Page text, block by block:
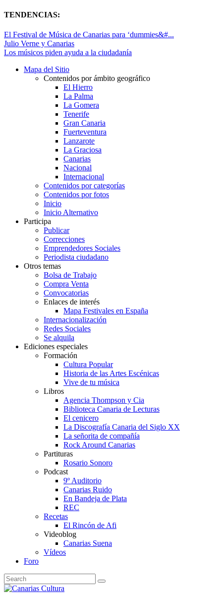
TENDENCIAS:
El Festival de Música de Canarias para ‘dummies&#...
Julio Verne y Canarias
Los músicos piden ayuda a la ciudadanía
Mapa del Sitio
Contenidos por ámbito geográfico
El Hierro
La Palma
La Gomera
Tenerife
Gran Canaria
Fuerteventura
Lanzarote
La Graciosa
Canarias
Nacional
Internacional
Contenidos por categorías
Contenidos por fotos
Inicio
Inicio Alternativo
Participa
Publicar
Correcciones
Emprendedores Sociales
Periodista ciudadano
Otros temas
Bolsa de Trabajo
Compra Venta
Convocatorias
Enlaces de interés
Mapa Festivales en España
Internacionalización
Redes Sociales
Se alquila
Ediciones especiales
Formación
Cultura Popular
Historia de las Artes Escénicas
Vive de tu música
Libros
Agencia Thompson y Cia
Biblioteca Canaria de Lecturas
El cenicero
La Discografía Canaria del Siglo XX
La señorita de compañía
Rock Around Canarias
Partituras
Rosario Sonoro
Podcast
9º Auditorio
Canarias Ruido
En Bandeja de Plata
REC
Recetas
El Rincón de Afi
Videoblog
Canarias Suena
Vídeos
Foro